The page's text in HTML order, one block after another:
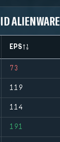
ALIENWARE
EPS
73
119
114
191